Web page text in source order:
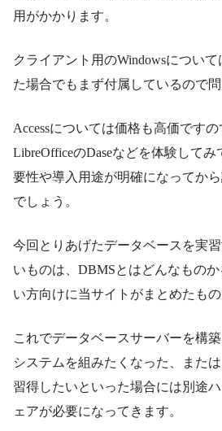
用がかかります。
クライアント用のWindowsについ
た場合でもまず付属しているので
Accessについては価格も高価です
LibreOfficeのDaseなどを体験して
要性や導入用途が明確になってか
でしょう。
今回とりあげたデータベースを実
いものは、DBMSとはどんなもの
い方向けに当サイトがまとめたもの
これでデータベースサーバーを構
システムを組みたくなった、また
習得したいといった場合には別途
ェアが必要になってきます。